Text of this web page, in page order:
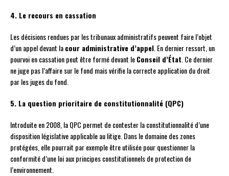
4. Le recours en cassation
Les décisions rendues par les tribunaux administratifs peuvent faire l’objet
d’un appel devant lacour administrative d’appel . En dernier ressort, un
pourvoi en cassation peut être formé devant leConseil d’État . Ce dernier
ne juge pas l’affaire sur le fond mais vérifie la correcte application du droit
par les juges du fond.
5. La question prioritaire de constitutionnalité (QPC)
Introduite en 2008, la QPC permet de contester la constitutionnalité d’une
disposition législative applicable au litige. Dans le domaine des zones
protégées, elle pourrait par exemple être utilisée pour questionner la
conformité d’une loi aux principes constitutionnels de protection de
l’environnement.